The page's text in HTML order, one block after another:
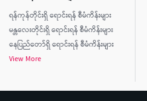
ရန်ကုန်တိုင်းရှိ ရောင်းရန် စီမံကိန်းများ
မန္တလေးတိုင်းရှိ ရောင်းရန် စီမံကိန်းများ
နေပြည်တော်ရှိ ရောင်းရန် စီမံကိန်းများ
View More